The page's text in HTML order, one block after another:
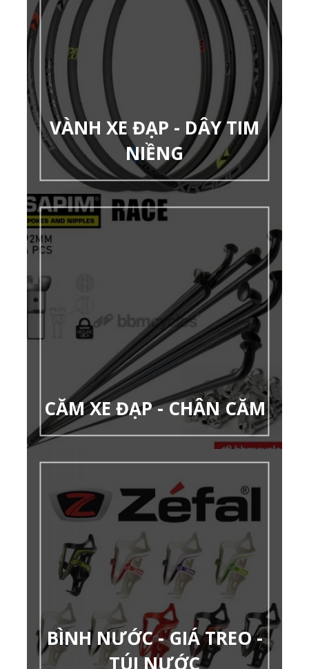
VÀNH XE ĐẠP - DÂY TIM
NIỀNG
CĂM XE ĐẠP - CHÂN CĂM
BÌNH NƯỚC - GIÁ TREO -
TÚI NƯỚC